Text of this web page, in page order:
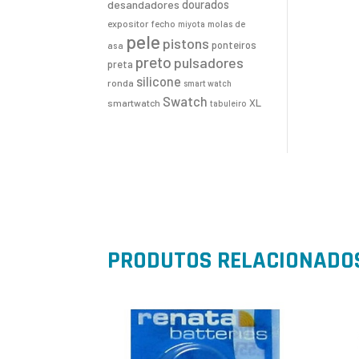
desandadores dourados
expositor fecho miyota molas de
asa pele pistons ponteiros
preta preto pulsadores
ronda silicone smart watch
smartwatch Swatch tabuleiro XL
PRODUTOS